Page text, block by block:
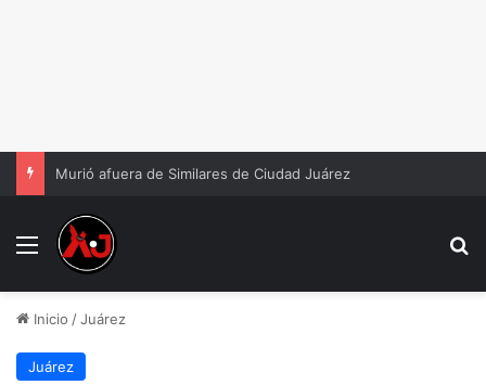
Murió afuera de Similares de Ciudad Juárez
Menu
Inicio /Juárez
Juárez